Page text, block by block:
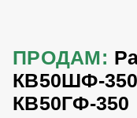
ПРОДАМ:
КВ50ШФ-
КВ50ГФ-350